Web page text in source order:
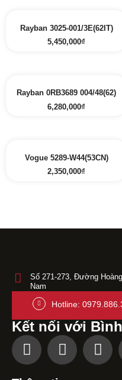
Rayban 3025-001/3E(62IT)
5,450,000₫
Rayban 0RB3689 004/48(62)
6,280,000₫
Vogue 5289-W44(53CN)
2,350,000₫
Số 271-273, Đường
Nam
Hotline:
Kết nối với